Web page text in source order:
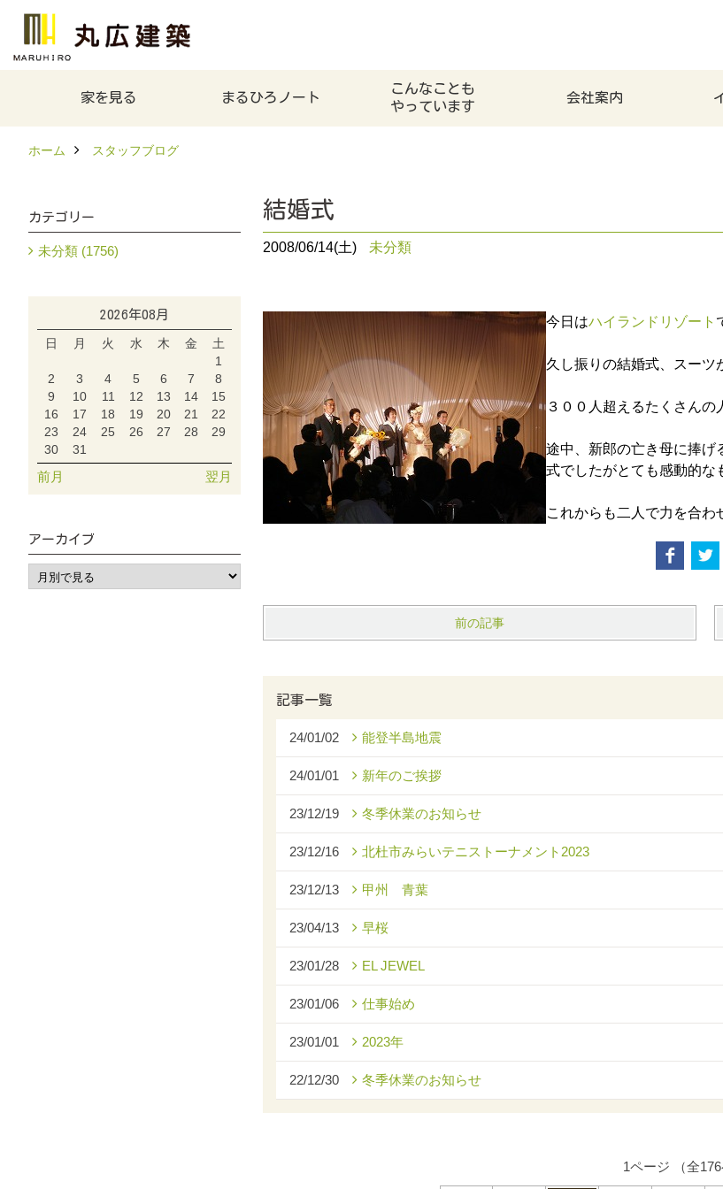
家を見る まるひろノート
こんなことも
やっています
会社案内
ホーム スタッフブログ
結婚式
2008/06/14(土) 未分類
今日はハイランドリゾート
久し振りの結婚式、スーツ
３００人超えるたくさん
途中、新郎の亡き母に捧げ
式でしたがとても感動的な
これからも二人で力を合わ
前の記事
記事一覧
24/01/02 能登半島地震
24/01/01 新年のご挨拶
23/12/19 冬季休業のお知らせ
23/12/16 北杜市みらいテニストーナメント2023
23/12/13 甲州 青葉
23/04/13 早桜
23/01/28 EL JEWEL
23/01/06 仕事始め
23/01/01 2023年
22/12/30 冬季休業のお知らせ
1ページ （全176
カテゴリー
未分類 (1756)
2026年08月
日 月 火 水 木 金
土
1
2
3 4 5 6 7
8
9
10 11 12 13 14
15
16
17 18 19 20 21
22
23
24 25 26 27 28
29
30
31
前月 翌月
アーカイブ